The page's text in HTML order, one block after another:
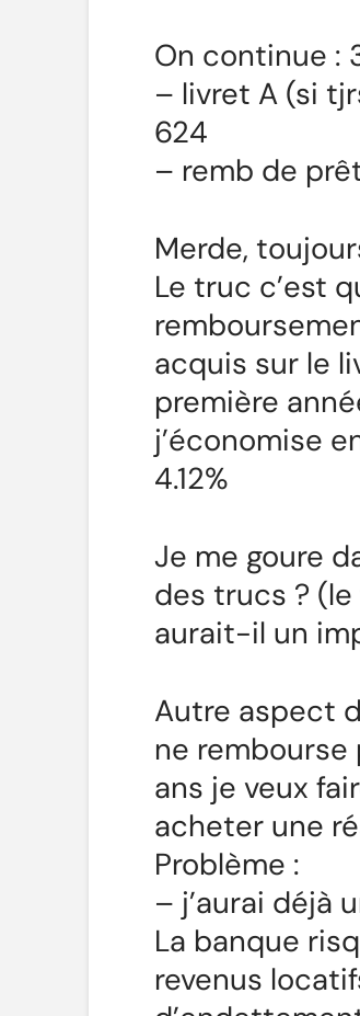
On continue :
– livret A (si
624
– remb de
Merde,
Le truc c’est
acquis sur le
première
j’économise
4.12%
Je me goure
des trucs ?
aurait-il un
Autre aspect
ne rembourse
ans je veux
acheter une
Problème :
– j’aurai déjà
La banque
revenus